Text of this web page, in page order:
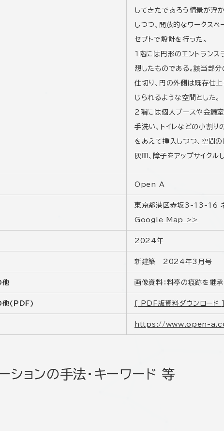
してきたであろう情景が浮
しつつ、開放的なワークス
セプトで設計を行った。
1階には円形のエントランス
想したものである。該当部
仕切り、円の外側は既存仕
じられるような空間とした。
2階には個人ブースや会議
手洗い、トイレなどの小割
をあえて挿入しつつ、空間
灰皿、障子をアップサイクル
Open A
東京都港区赤坂3-13-16
Google Map >>
2024年
新建築 2024年3月号
他 画像資料：料亭の痕跡を継承
他(PDF) [ PDF版資料ダウンロード ]
https://www.open-
ションの手法・キーワード 等